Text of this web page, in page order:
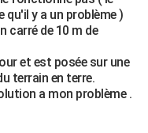
y a un problème )
carré de 10 m de
et est posée sur une
terrain en terre.
a mon problème .